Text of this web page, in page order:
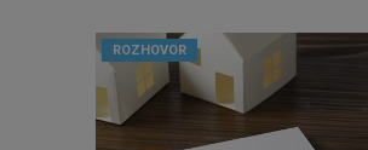
ROZHOVOR